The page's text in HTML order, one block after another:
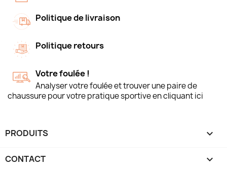
Politique de livraison
Politique retours
Votre foulée !
Analyser votre foulée et trouver une paire de
chaussure pour votre pratique sportive en cliquant ici
PRODUITS 
CONTACT 